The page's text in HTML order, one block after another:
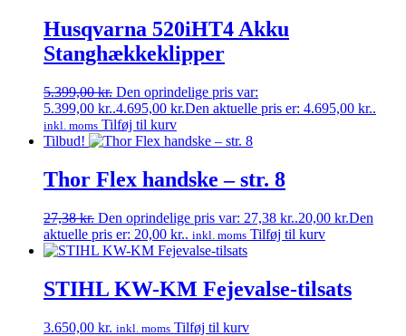
Husqvarna 520iHT4 Akku
Stanghækkeklipper
5.399,00kr. Den oprindelige pris var:
5.399,00 kr..4.695,00 kr.Den aktuelle pris er: 4.695,00 kr..
inkl. moms Tilføj til kurv
Tilbud!
Thor Flex handske – str. 8
27,38kr. Den oprindelige pris var: 27,38 kr..20,00 kr.Den
aktuelle pris er: 20,00 kr.. inkl. moms Tilføj til kurv
STIHL KW-KM Fejevalse-tilsats
3.650,00 kr. inkl. moms Tilføj til kurv